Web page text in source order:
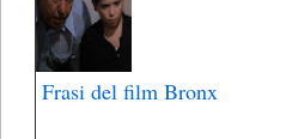
Frasi del film Bronx